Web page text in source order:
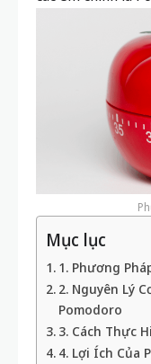
Mục lục
1. Phương
2. Nguyên Lý
Pomodoro
3. Cách Thực
4. Lợi Ích Của